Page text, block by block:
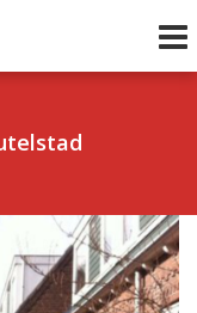
Volgend uur